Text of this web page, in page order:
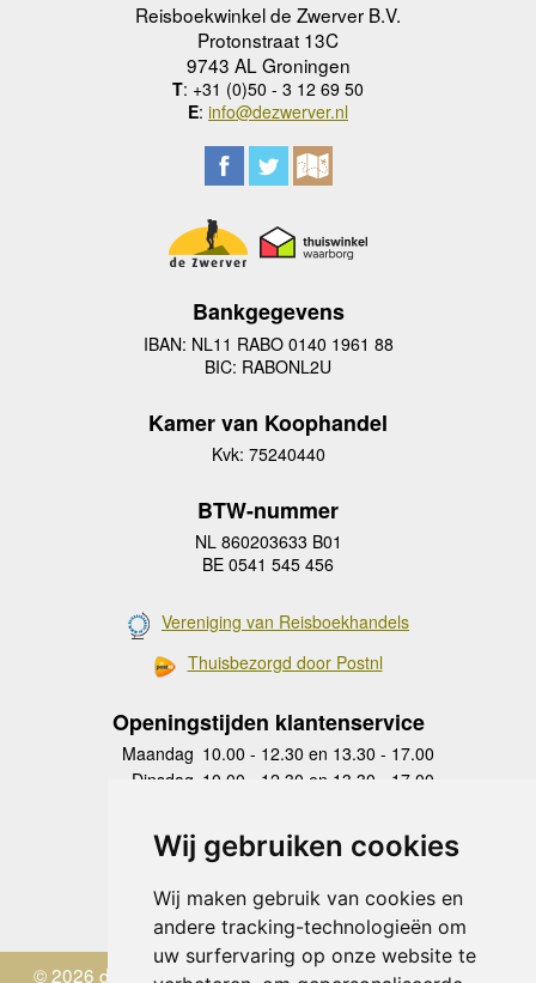
Wij gebruiken cookies
Wij maken gebruik van cookies en
andere tracking-technologieën om
uw surfervaring op onze website te
Reisboekwinkel de Zwerver B.V.
Protonstraat 13C
9743 AL Groningen
T: +31 (0)50 - 3 12 69 50
E: info@dezwerver.nl
Bankgegevens
IBAN: NL11 RABO 0140 1961 88
BIC: RABONL2U
Kamer van Koophandel
Kvk: 75240440
BTW-nummer
NL 860203633 B01
BE 0541 545 456
Vereniging van Reisboekhandels
Thuisbezorgd door Postnl
Openingstijden klantenservice
Maandag 10.00 - 12.30 en 13.30 - 17.00
Dinsdag 10.00 - 12.30 en 13.30 - 17.00
Donderdag
10.00 - 12.30 en 13.30 - 17.00
Vrijdag 10.00 - 12.30 en 13.30 - 17.00
Zaterdag
gesloten
Zondag gesloten
© 2026 de Zwerver